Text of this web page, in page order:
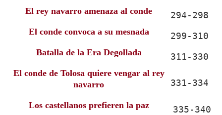
El rey navarro amenaza al conde 294-298
El conde convoca a su mesnada 299-310
Batalla de la Era Degollada 311-330
El conde de Tolosa quiere vengar al rey
navarro
331-334
Los castellanos prefieren la paz 335-340